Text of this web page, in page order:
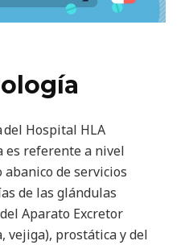
del Hospital HLA
es referente a nivel
de servicios
de las glándulas
Aparato Excretor
vejiga), prostática y del